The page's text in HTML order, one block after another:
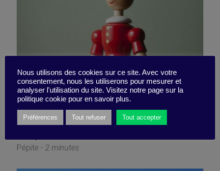
La chasse au mensonge
Pépite - 2 minutes
Nous utilisons des cookies sur ce site. Avec votre
consentement, nous les utiliserons pour mesurer et
analyser l'utilisation du site. Visitez notre page sur la
politique cookie pour en savoir plus.
Préférences Tout refuser Tout accepter